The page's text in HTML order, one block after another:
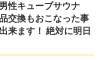
性キューブサウナ
交換もおこなった事
来ます！ 絶対に明日